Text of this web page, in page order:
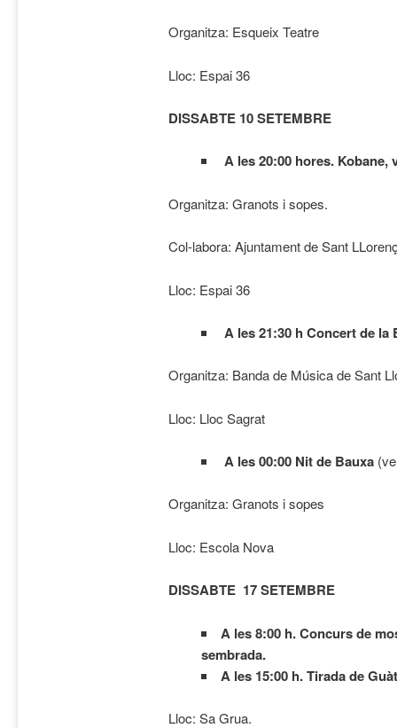
Organitza: Esqueix Teatre
Lloc: Espai 36
DISSABTE 10 SETEMBRE
A les 20:00 hores. Kobane,
Organitza: Granots i sopes.
Col-labora: Ajuntament de Sant
Lloc: Espai 36
A les 21:30 h Concert de la
Organitza: Banda de Música de Sant
Lloc: Lloc Sagrat
A les 00:00 Nit de Bauxa
Organitza: Granots i sopes
Lloc: Escola Nova
DISSABTE 17 SETEMBRE
A les 8:00 h. Concurs de
sembrada.
A les 15:00 h. Tirada de
Lloc: Sa Grua.